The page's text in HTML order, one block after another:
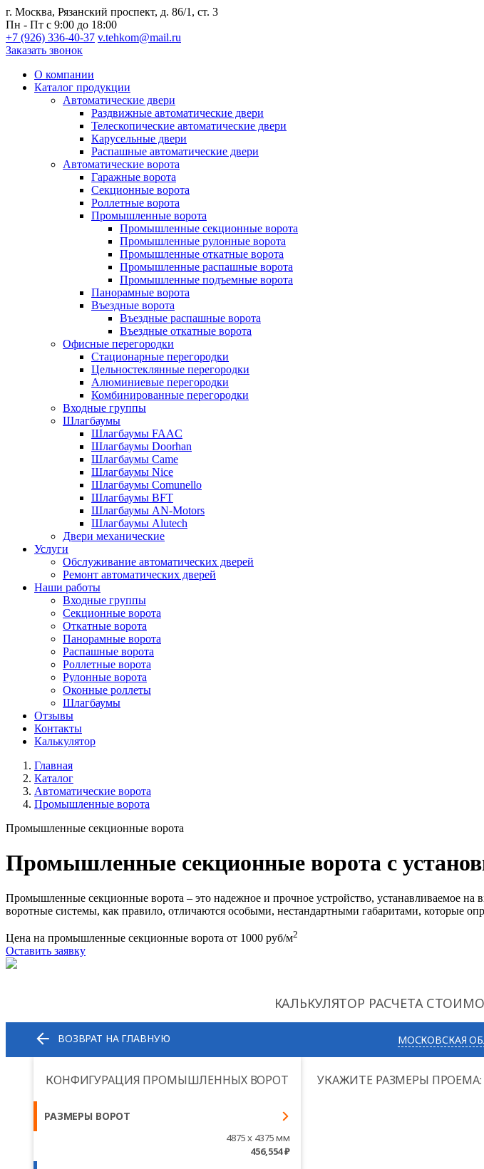
г. Москва, Рязанский проспект, д. 86/1, ст. 3
Пн - Пт с 9:00 до 18:00
+7 (926) 336-40-37 v.tehkom@mail.ru
Заказать звонок
О компании
Каталог продукции
Автоматические двери
Раздвижные автоматические двери
Телескопические автоматические двери
Карусельные двери
Распашные автоматические двери
Автоматические ворота
Гаражные ворота
Секционные ворота
Роллетные ворота
Промышленные ворота
Промышленные секционные ворота
Промышленные рулонные ворота
Промышленные откатные ворота
Промышленные распашные ворота
Промышленные подъемные ворота
Панорамные ворота
Въездные ворота
Въездные распашные ворота
Въездные откатные ворота
Офисные перегородки
Стационарные перегородки
Цельностеклянные перегородки
Алюминиевые перегородки
Комбинированные перегородки
Входные группы
Шлагбаумы
Шлагбаумы FAAC
Шлагбаумы Doorhan
Шлагбаумы Came
Шлагбаумы Nice
Шлагбаумы Comunello
Шлагбаумы BFT
Шлагбаумы AN-Motors
Шлагбаумы Alutech
Двери механические
Услуги
Обслуживание автоматических дверей
Ремонт автоматических дверей
Наши работы
Входные группы
Секционные ворота
Откатные ворота
Панорамные ворота
Распашные ворота
Роллетные ворота
Рулонные ворота
Оконные роллеты
Шлагбаумы
Отзывы
Контакты
Калькулятор
Главная
Каталог
Автоматические ворота
Промышленные ворота
Промышленные секционные ворота
Промышленные секционные ворота с
Промышленные секционные ворота – это надежное и прочное устройство, устанавливаемое на
воротные системы, как правило, отличаются особыми, нестандартными габаритами, которые
Цена на промышленные секционные ворота от 1000 руб/м2
Оставить заявку